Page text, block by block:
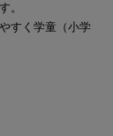
。
すく学童（小学